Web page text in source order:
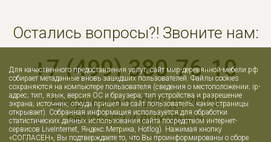
Остались вопросы?! Звоните нам:
+7 (499) 380-76-10
Ежедневно с 10:00 до 20:00
без обеда и выходных
Для качественного предоставления услуг, сайт мир-деревянной-мебели.рф
собирает метаданные вновь зашедших пользователей. Файлы cookies
сохраняются на компьютере пользователя (сведения о местоположении; ip-
адрес; тип, язык, версия ОС и браузера; тип устройства и разрешение
экрана; источник, откуда пришел на сайт пользователь; какие страницы
открывает). Собранная информация используется для обработки
статистических данных использования сайта посредством интернет-
сервисов LiveInternet, Яндекс.Метрика, Hotlog). Нажимая кнопку
«СОГЛАСЕН», Вы подтверждаете то, что Вы проинформированы о сборе